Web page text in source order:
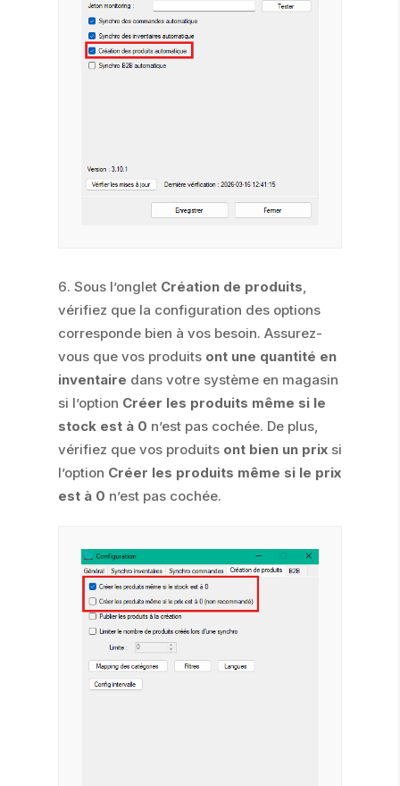
Sous l’onglet Création de produits,
vérifiez que la configuration des options
corresponde bien à vos besoin. Assurez-
vous que vos produits ont une quantité en
inventaire dans votre système en magasin
si l’option Créer les produits même si le
stock est à 0 n’est pas cochée. De plus,
vérifiez que vos produits ont bien un prix si
l’option Créer les produits même si le prix
est à 0 n’est pas cochée.